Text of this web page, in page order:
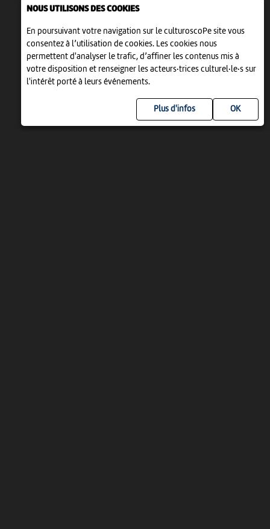
NOUS UTILISONS DES COOKIES
En poursuivant votre navigation sur le culturoscoPe site vous
consentez à l’utilisation de cookies. Les cookies nous
permettent d'analyser le trafic, d’affiner les contenus mis à
votre disposition et renseigner les acteurs·trices culturel·le·s sur
l'intérêt porté à leurs événements.
Plus d'infos